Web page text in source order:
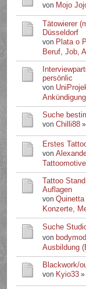
von Mojo
Tätowierer
Düsseldorf
von Plata o
Beruf, Job,
persönlic
von
Suche
vonChilli88
Erstes
von
Tattoomotive
Tattoo
Auflagen
vonQuinetta
Konzerte,
Suche
von
Ausbildung
Blackwork/
von Kyio33 »